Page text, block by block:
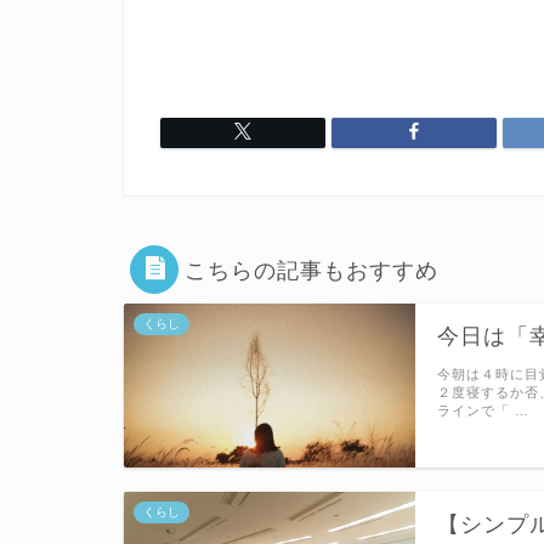
こちらの記事もおすすめ
くらし
今日は「
今朝は４時に目
２度寝するか
ラインで「 …
くらし
【シン